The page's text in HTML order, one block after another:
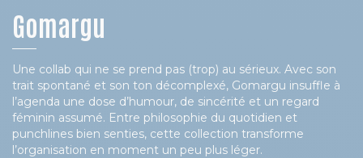
Gomargu
Une collab qui ne se prend pas (trop) au sérieux. Avec son
trait spontané et son ton décomplexé, Gomargu insuffle à
l’agenda une dose d’humour, de sincérité et un regard
féminin assumé. Entre philosophie du quotidien et
punchlines bien senties, cette collection transforme
l’organisation en moment un peu plus léger.